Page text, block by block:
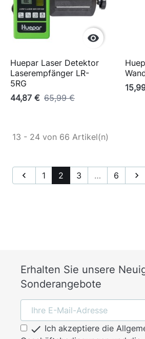

Huepar Laser Detektor
Laserempfänger LR-
5RG
44,87 € 65,99 €
13 - 24 von 66 Artikel(n)
 1 2 3 … 6 
Erhalten Sie unsere
Sonderangebote
 Ich akzeptiere die